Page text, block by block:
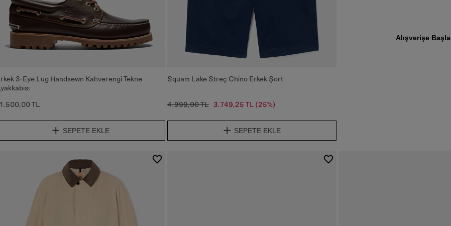
3-Eye Lug Handsewn Kahverengi Tekne
TL
SEPETE EKLE
Squam Lake Streç Chino Erkek Şort
4.999,00 TL 3.749,25 TL (25%)
SEPETE EKLE
Alışverişe Başla